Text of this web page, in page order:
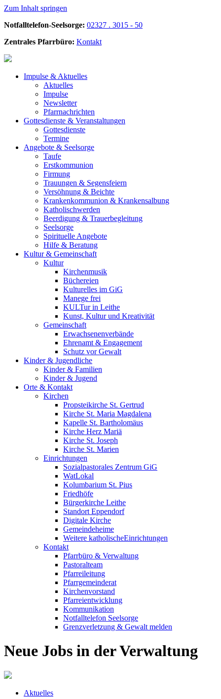
Zum Inhalt springen
Notfalltelefon-Seelsorge: 02327 . 3015 - 50
Zentrales Pfarrbüro: Kontakt
Impulse & Aktuelles
Aktuelles
Impulse
Newsletter
Pfarrnachrichten
Gottesdienste & Veranstaltungen
Gottesdienste
Termine
Angebote & Seelsorge
Taufe
Erstkommunion
Firmung
Trauungen & Segensfeiern
Versöhnung & Beichte
Krankenkommunion & Krankensalbung
Katholischwerden
Beerdigung & Trauerbegleitung
Seelsorge
Spirituelle Angebote
Hilfe & Beratung
Kultur & Gemeinschaft
Kultur
Kirchenmusik
Büchereien
Kulturelles im GiG
Manege frei
KULTur in Leithe
Kunst, Kultur und Kreativität
Gemeinschaft
Erwachsenenverbände
Ehrenamt & Engagement
Schutz vor Gewalt
Kinder & Jugendliche
Kinder & Familien
Kinder & Jugend
Orte & Kontakt
Kirchen
Propsteikirche St. Gertrud
Kirche St. Maria Magdalena
Kapelle St. Bartholomäus
Kirche Herz Mariä
Kirche St. Joseph
Kirche St. Marien
Einrichtungen
Sozialpastorales Zentrum GiG
WatLokal
Kolumbarium St. Pius
Friedhöfe
Bürgerkirche Leithe
Standort Eppendorf
Digitale Kirche
Gemeindeheime
Weitere katholische­­Einrichtungen
Kontakt
Pfarrbüro & Verwaltung
Pastoralteam
Pfarreileitung
Pfarrgemeinderat
Kirchenvorstand
Pfarreientwicklung
Kommunikation
Notfalltelefon Seelsorge
Grenzverletzung & Gewalt melden
Neue Jobs in der Verwaltung
Aktuelles